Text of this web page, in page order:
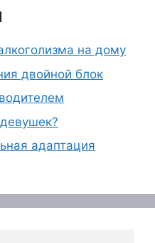
на дому
двойной блок
адаптация